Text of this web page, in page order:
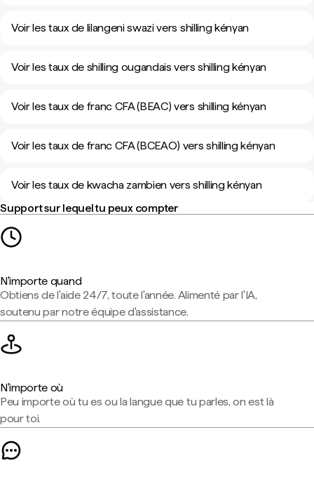
Voir les taux de lilangeni swazi vers shilling kényan
Voir les taux de shilling ougandais vers shilling kényan
Voir les taux de franc CFA (BEAC) vers shilling kényan
Voir les taux de franc CFA (BCEAO) vers shilling kényan
Voir les taux de kwacha zambien vers shilling kényan
Support sur lequel tu peux compter
N'importe quand
Obtiens de l'aide 24/7, toute l'année. Alimenté par l'IA,
soutenu par notre équipe d'assistance.
N'importe où
Peu importe où tu es ou la langue que tu parles, on est là
pour toi.